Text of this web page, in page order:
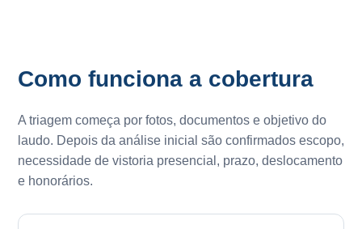
Como funciona a cobertura
A triagem começa por fotos, documentos e objetivo do
laudo. Depois da análise inicial são confirmados escopo,
necessidade de vistoria presencial, prazo, deslocamento
e honorários.